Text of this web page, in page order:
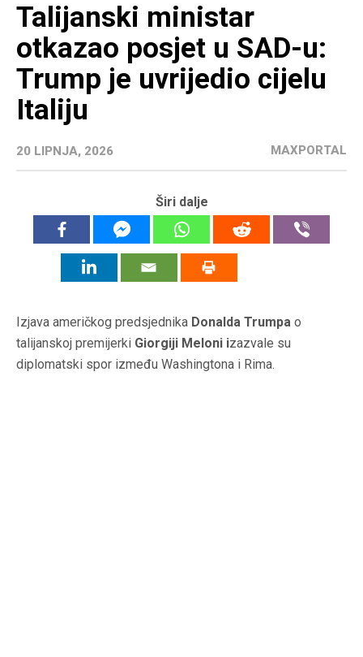
Talijanski ministar
otkazao posjet u SAD-u:
Trump je uvrijedio cijelu
Italiju
20 LIPNJA, 2026 MAXPORTAL
Širi dalje
Izjava američkog predsjednika Donalda Trumpa o
talijanskoj premijerki Giorgiji Meloni izazvale su
diplomatski spor između Washingtona i Rima.